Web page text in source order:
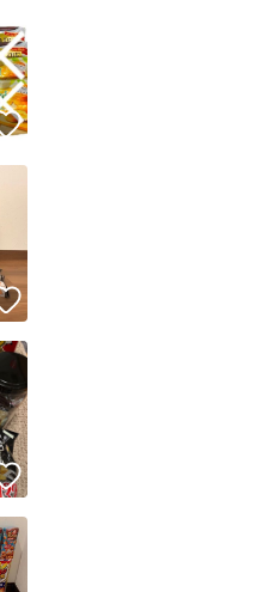
いいね！
いいね！
いいね！